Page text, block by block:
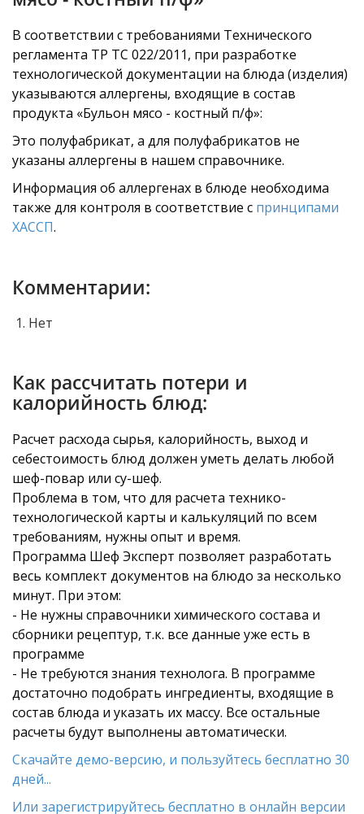
В соответствии с требованиями Технического
регламента ТР ТС 022/2011, при разработке
технологической документации на блюда (изделия)
указываются аллергены, входящие в состав
продукта «Бульон мясо - костный п/ф»:
Это полуфабрикат, а для полуфабрикатов не
указаны аллергены в нашем справочнике.
Информация об аллергенах в блюде необходима
также для контроля в соответствие с принципами
ХАССП.
Комментарии:
Нет
Как рассчитать потери и
калорийность блюд:
Расчет расхода сырья, калорийность, выход и
себестоимость блюд должен уметь делать любой
шеф-повар или су-шеф.
Проблема в том, что для расчета технико-
технологической карты и калькуляций по всем
требованиям, нужны опыт и время.
Программа Шеф Эксперт позволяет разработать
весь комплект документов на блюдо за несколько
минут. При этом:
- Не нужны справочники химического состава и
сборники рецептур, т.к. все данные уже есть в
программе
- Не требуются знания технолога. В программе
достаточно подобрать ингредиенты, входящие в
состав блюда и указать их массу. Все остальные
расчеты будут выполнены автоматически.
Скачайте демо-версию, и пользуйтесь бесплатно 30
дней...
Или зарегистрируйтесь бесплатно в онлайн версии